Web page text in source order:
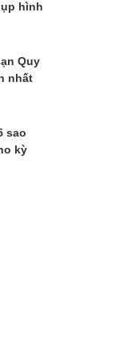
hình
Quy
nhất
sao
kỳ